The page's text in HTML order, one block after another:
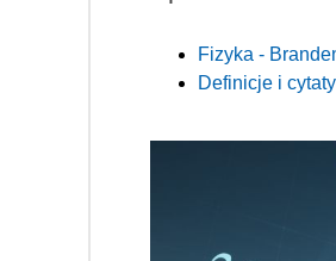
Fizyka -
Definicje i